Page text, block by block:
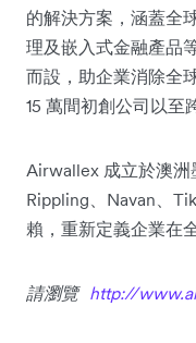
的解決方案，涵蓋全
理及嵌入式金融產品
而設，助企業消除全
15 萬間初創公司以至
Airwallex 成立於澳
Rippling Navan
賴，重新定義企業在
請瀏覽 http://